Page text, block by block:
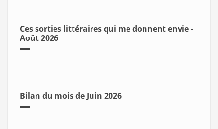
Ces sorties littéraires qui me donnent envie -
Août 2026
Bilan du mois de Juin 2026